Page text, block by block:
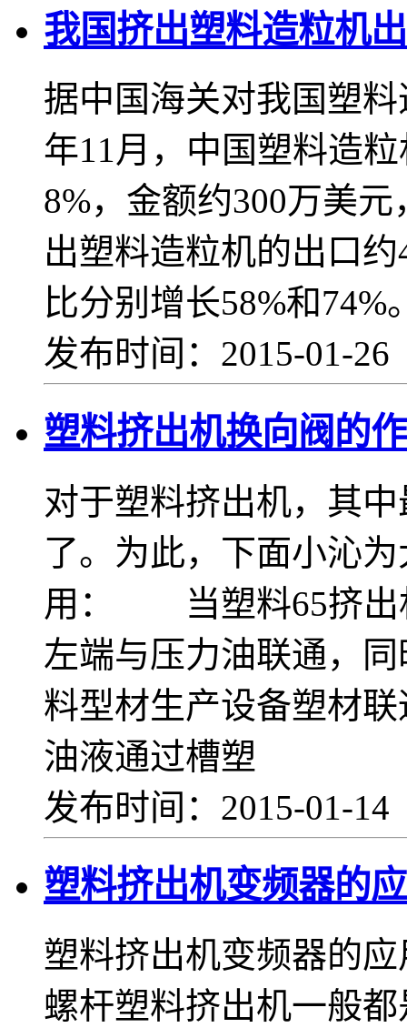
我国挤出塑料造粒机
据中国海关对我国塑
年11月，中国塑料造
8%，金额约300万美
出塑料造粒机的出口
比分别增长58%和74%
发布时间：2015-01-
塑料挤出机换向阀的
对于塑料挤出机，其
了。为此，下面小沁
用： 当塑料65挤出
左端与压力油联通，
料型材生产设备塑材
油液通过槽塑
发布时间：2015-01-
塑料挤出机变频器的
塑料挤出机变频器的
螺杆塑料挤出机一般